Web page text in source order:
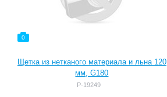
0
Щетка из нетканого материала и льна 120
мм, G180
P-19249